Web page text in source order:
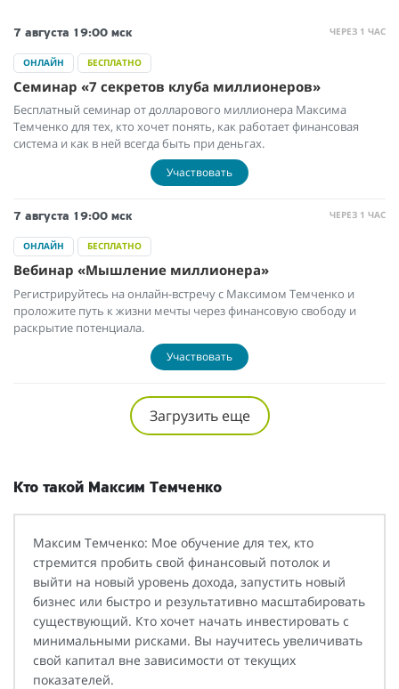
ЧЕРЕЗ 1 ЧАС
7 августа 19:00 мск
ОНЛАЙН БЕСПЛАТНО
Семинар «7 секретов клуба миллионеров»
Бесплатный семинар от долларового миллионера Максима
Темченко для тех, кто хочет понять, как работает финансовая
система и как в ней всегда быть при деньгах.
Участвовать
ЧЕРЕЗ 1 ЧАС
7 августа 19:00 мск
ОНЛАЙН БЕСПЛАТНО
Вебинар «Мышление миллионера»
Регистрируйтесь на онлайн-встречу с Максимом Темченко и
проложите путь к жизни мечты через финансовую свободу и
раскрытие потенциала.
Участвовать
Загрузить еще
Кто такой Максим Темченко
Максим Темченко: Мое обучение для тех, кто
стремится пробить свой финансовый потолок и
выйти на новый уровень дохода, запустить новый
бизнес или быстро и результативно масштабировать
существующий. Кто хочет начать инвестировать с
минимальными рисками. Вы научитесь увеличивать
свой капитал вне зависимости от текущих
показателей.